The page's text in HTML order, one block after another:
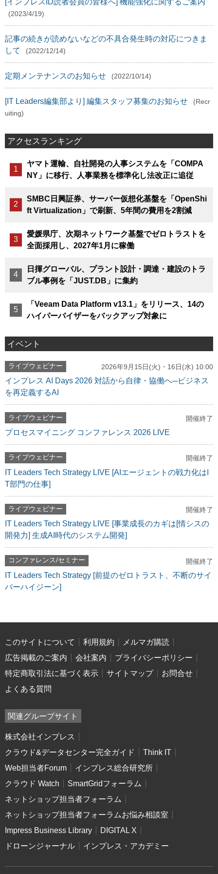
(2023/4/19)
記事の続きが読めないなどの不具合発生時の対応につきま
して
(2022/12/14)
定期メンテナンスのお知らせ (2022/10/14)
[IT Leaders編集部より] 編集スタッフ募集のお知らせ
(Recr
uiting)
アクセスランキング
ヤマト運輸、自社開発の人事システムを「COMPA
NY」に移行、人事業務を標準化し法改正に追従
SMBC日興証券、サーバー仮想化基盤を「OpenShi
ft Virtualization」で刷新、5年間の費用を2割減
愛媛県庁、次期ネットワーク基盤でゼロトラストを
全面採用し、2027年1月に稼働
日揮グローバル、プラント設計・調達・建設のトラ
ブル事例を「JUST.DB」に集約
「Veeam Data Platform v13.1」をリリース、14の
ハイパーバイザーをバックアップ対象に
イベント
ライブウェビナー 2026年9月15日(火)・16日(水) 10:00
インプレス AI Days 2026 対話から自律・協働へ─ビジネス
を再定義するAI
ライブウェビナー 開催終了
プロセスマイニング コンファレンス 2026 LIVE
ライブウェビナー 開催終了
IT Leaders Tech Strategy LIVE [AIエージェントの戦力化はI
T部門の仕事]
ライブウェビナー 開催終了
IT Leaders Tech Strategy LIVE [事業成長のカギは[情シスの
開発力] 生成AI時代のシステム開発]
コンファレンス/セミナー 開催終了
IT Leaders Tech Strategy [前提のゼロトラスト、不断のサイ
バーハイジーン]
このサイトについて 利用規約
メルマガ購読
広告掲載のご案内
会社案内
プライバシーポリシー
特定商取引法に基づく表示
サイトマップ
お問合せ
よくある質問
関連グループサイト
株式会社インプレス
クラウド&データセンター完全ガイド
Think IT
Web担当者Forum
インプレス総合研究所
クラウド Watch
SmartGridフォーラム
ネットショップ担当者フォーラム
ネットショップ担当者フォーラムお悩み相談室
Impress Business Library
DIGITAL X
ドローンジャーナル
インプレス・アカデミー